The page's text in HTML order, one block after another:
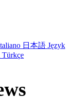
日本語 Język
Türkçe